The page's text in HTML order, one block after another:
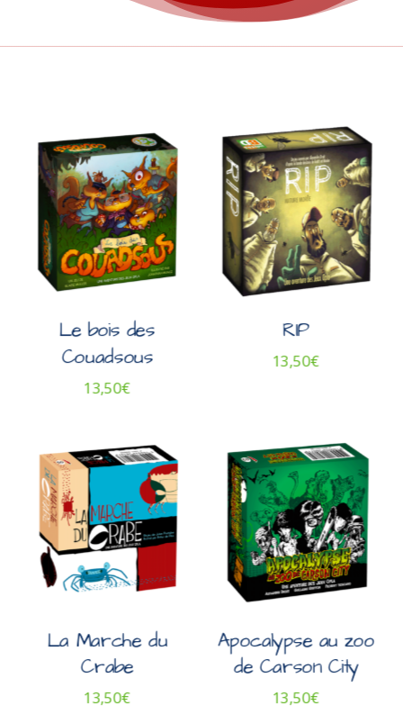
Le bois des
Couadsous
13,50€
RIP
13,50€
La Marche du
Crabe
13,50€
Apocalypse au zoo
de Carson City
13,50€